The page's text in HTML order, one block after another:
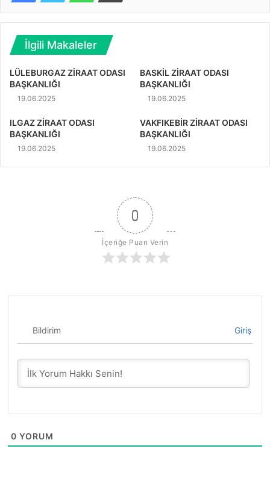
İlgili Makaleler
LÜLEBURGAZ ZİRAAT ODASI
BAŞKANLIĞI
19.06.2025
BASKİL ZİRAAT ODASI
BAŞKANLIĞI
19.06.2025
ILGAZ ZİRAAT ODASI
BAŞKANLIĞI
19.06.2025
VAKFIKEBİR ZİRAAT ODASI
BAŞKANLIĞI
19.06.2025
0
İçeriğe Puan Verin
Bildirim Giriş
0 YORUM